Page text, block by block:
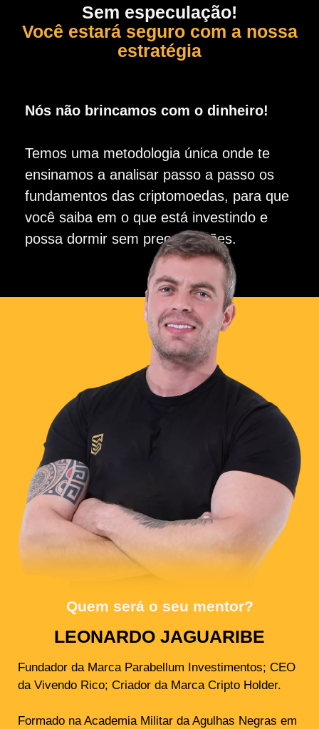
Sem especulação!
Você estará seguro com a nossa
estratégia
Nós não brincamos com o dinheiro!
Temos uma metodologia única onde te
ensinamos a analisar passo a passo os
fundamentos das criptomoedas, para que
você saiba em o que está investindo e
possa dormir sem preocupações.
Quem será o seu mentor?
LEONARDO JAGUARIBE
Fundador da Marca Parabellum Investimentos; CEO
da Vivendo Rico; Criador da Marca Cripto Holder.
Formado na Academia Militar da Agulhas Negras em